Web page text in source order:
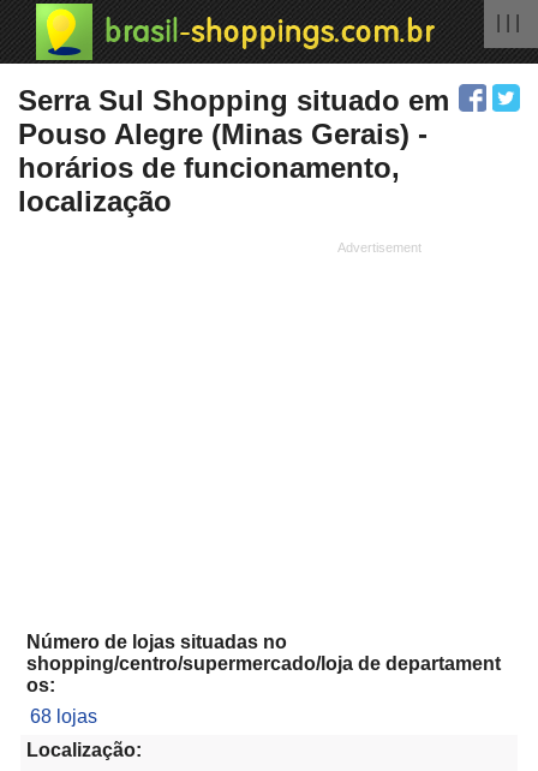
Serra Sul Shopping situado em
Pouso Alegre (Minas Gerais) -
horários de funcionamento,
localização
Número de lojas situadas no
shopping/centro/supermercado/loja de departament
os:
68 lojas
Localização: